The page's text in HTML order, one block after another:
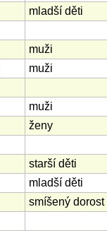
mladší děti
muži
muži
muži
ženy
starší děti
mladší děti
smíšený dorost